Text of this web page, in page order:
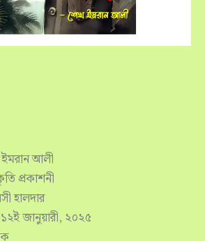
আলী
প্রকাশনী
হালদার
জানুয়ারী, ২০২৫